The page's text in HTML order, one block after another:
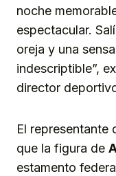
noche
espectacular.
oreja y una
indescriptible”,
director
El representante
que la figura de
estamento